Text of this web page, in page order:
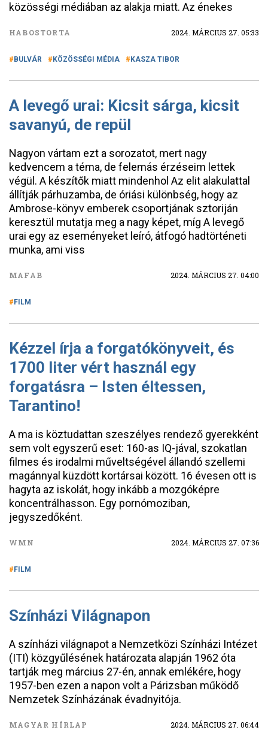
közösségi médiában az alakja miatt. Az énekes
HABOSTORTA 2024. MÁRCIUS 27. 05:33
BULVÁR KÖZÖSSÉGI MÉDIA KASZA TIBOR
A levegő urai: Kicsit sárga, kicsit
savanyú, de repül
Nagyon vártam ezt a sorozatot, mert nagy
kedvencem a téma, de felemás érzéseim lettek
végül. A készítők miatt mindenhol Az elit alakulattal
állítják párhuzamba, de óriási különbség, hogy az
Ambrose-könyv emberek csoportjának sztoriján
keresztül mutatja meg a nagy képet, míg A levegő
urai egy az eseményeket leíró, átfogó hadtörténeti
munka, ami viss
MAFAB 2024. MÁRCIUS 27. 04:00
FILM
Kézzel írja a forgatókönyveit, és
1700 liter vért használ egy
forgatásra – Isten éltessen,
Tarantino!
A ma is köztudattan szeszélyes rendező gyerekként
sem volt egyszerű eset: 160-as IQ-jával, szokatlan
filmes és irodalmi műveltségével állandó szellemi
magánnyal küzdött kortársai között. 16 évesen ott is
hagyta az iskolát, hogy inkább a mozgóképre
koncentrálhasson. Egy pornómoziban,
jegyszedőként.
WMN 2024. MÁRCIUS 27. 07:36
FILM
Színházi Világnapon
A színházi világnapot a Nemzetközi Színházi Intézet
(ITI) közgyűlésének határozata alapján 1962 óta
tartják meg március 27-én, annak emlékére, hogy
1957-ben ezen a napon volt a Párizsban működő
Nemzetek Színházának évadnyitója.
MAGYAR HÍRLAP 2024. MÁRCIUS 27. 06:44